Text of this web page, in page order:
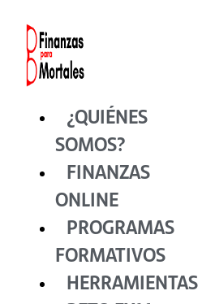
contenido
¿QUIÉNES
SOMOS?
FINANZAS
ONLINE
PROGRAMAS
FORMATIVOS
HERRAMIENTAS